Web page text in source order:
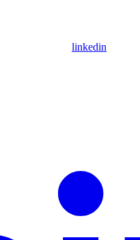
linkedin